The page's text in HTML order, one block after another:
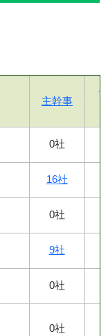
主幹事
0社
16社
0社
9社
0社
0社